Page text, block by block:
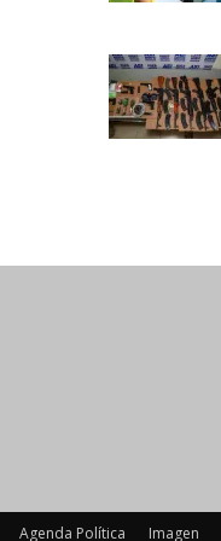
Agenda Política Imagen